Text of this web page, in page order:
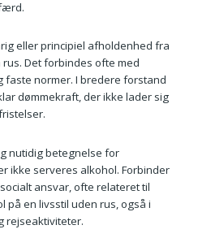
eller principiel afholdenhed fra
Det forbindes ofte med
faste normer. I bredere forstand
dømmekraft, der ikke lader sig
nutidig betegnelse for
ikke serveres alkohol. Forbinder
ansvar, ofte relateret til
på en livsstil uden rus, også i
rejseaktiviteter.